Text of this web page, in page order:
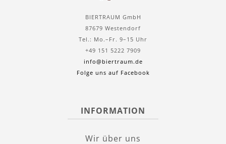
BIERTRAUM GmbH
87679 Westendorf
Tel.: Mo.–Fr. 9–15 Uhr
+49 151 5222 7909
info@biertraum.de
Folge uns auf Facebook
INFORMATION
Wir über uns